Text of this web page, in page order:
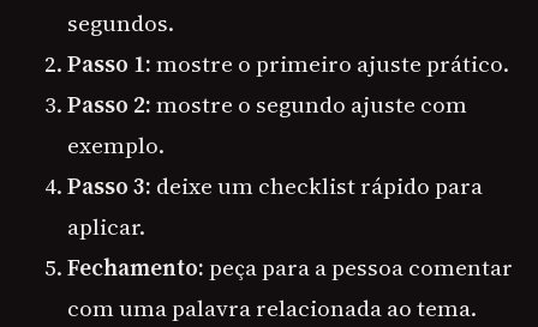
segundos.
Passo 1:mostre o primeiro ajuste prático.
Passo 2:mostre o segundo ajuste com
exemplo.
Passo 3: deixe um checklist rápido para
aplicar.
Fechamento:peça para a pessoa comentar
com uma palavra relacionada ao tema.